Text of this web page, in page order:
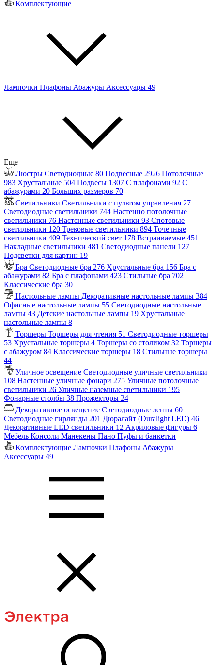
Комплектующие
Лампочки Плафоны Абажуры Аксессуары 49
Еще
Люстры Светодиодные 80 Подвесные 2926 Потолочные
983 Хрустальные 504 Подвесы 1307 С плафонами 92 С
абажурами 20 Больших размеров 70
Светильники Светильники с пультом управления 27
Светодиодные светильники 744 Настенно потолочные
светильники 76 Настенные светильники 93 Спотовые
светильники 120 Трековые светильники 894 Точечные
светильники 409 Технический свет 178 Встраиваемые 451
Накладные светильники 481 Светодиодные панели 127
Подсветки для картин 19
Бра Светодиодные бра 276 Хрустальные бра 156 Бра с
абажурами 82 Бра с плафонами 423 Стильные бра 702
Классические бра 30
Настольные лампы Декоративные настольные лампы 384
Офисные настольные лампы 55 Светодиодные настольные
лампы 43 Детские настольные лампы 19 Хрустальные
настольные лампы 8
Торшеры Торшеры для чтения 51 Светодиодные торшеры
53 Хрустальные торшеры 4 Торшеры со столиком 32 Торшеры
с абажуром 84 Классические торшеры 18 Стильные торшеры
44
Уличное освещение Светодиодные уличные светильники
108 Настенные уличные фонари 275 Уличные потолочные
светильники 26 Уличные наземные светильники 195
Фонарные столбы 38 Прожекторы 24
Декоративное освещение Светодиодные ленты 60
Светодиодные гирлянды 201 Дюралайт (Duralight LED) 46
Декоративные LED светильники 12 Акриловые фигуры 6
Мебель Консоли Манекены Пано Пуфы и банкетки
Комплектующие Лампочки Плафоны Абажуры
Аксессуары 49